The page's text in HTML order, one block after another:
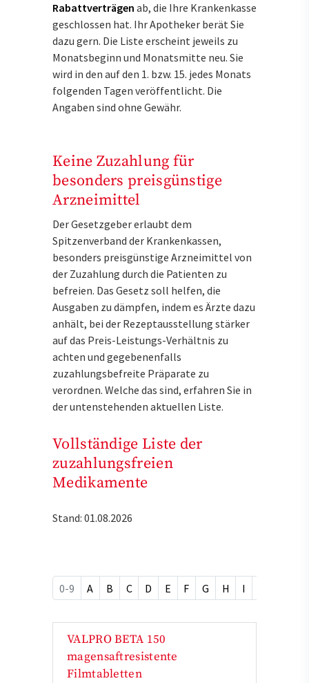
Rabattverträgen ab, die Ihre Krankenkasse
geschlossen hat. Ihr Apotheker berät Sie
dazu gern. Die Liste erscheint jeweils zu
Monatsbeginn und Monatsmitte neu. Sie
wird in den auf den 1. bzw. 15. jedes Monats
folgenden Tagen veröffentlicht. Die
Angaben sind ohne Gewähr.
Keine Zuzahlung für
besonders preisgünstige
Arzneimittel
Der Gesetzgeber erlaubt dem
Spitzenverband der Krankenkassen,
besonders preisgünstige Arzneimittel von
der Zuzahlung durch die Patienten zu
befreien. Das Gesetz soll helfen, die
Ausgaben zu dämpfen, indem es Ärzte dazu
anhält, bei der Rezeptausstellung stärker
auf das Preis-Leistungs-Verhältnis zu
achten und gegebenenfalls
zuzahlungsbefreite Präparate zu
verordnen. Welche das sind, erfahren Sie in
der untenstehenden aktuellen Liste.
Vollständige Liste der
zuzahlungsfreien
Medikamente
Stand: 01.08.2026
0-9 A B C D E F G H I
VALPRO BETA 150
magensaftresistente
Filmtabletten